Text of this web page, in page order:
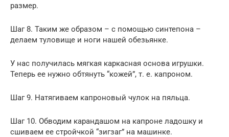
размер.
Шаг 8. Таким же образом – с помощью синтепона –
делаем туловище и ноги нашей обезьянке.
У нас получилась мягкая каркасная основа игрушки.
Теперь ее нужно обтянуть “кожей”, т. е. капроном.
Шаг 9. Натягиваем капроновый чулок на пяльца.
Шаг 10. Обводим карандашом на капроне ладошку и
сшиваем ее стройчкой “зигзаг” на машинке.